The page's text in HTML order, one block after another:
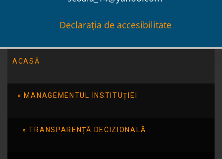
Declarația de accesibilitate
ACASĂ
MANAGEMENTUL INSTITUȚIEI
TRANSPARENȚĂ DECIZIONALĂ
VINE IN ORAS